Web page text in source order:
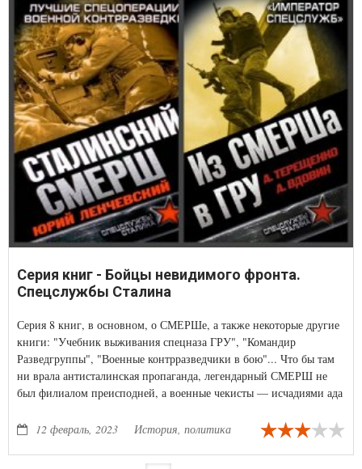
Серия книг - Бойцы невидимого фронта.
Спецслужбы Сталина
Серия 8 книг, в основном, о СМЕРШе, а также некоторые другие
книги: "Учебник выживания спецназа ГРУ", "Командир
Разведгруппы", "Военные контрразведчики в бою"... Что бы там
ни врала антисталинская пропаганда, легендарный СМЕРШ не
был филиалом преисподней, а военные чекисты — исчадиями ада
с Чистилищем, через которое в годы Великой Отечественной
прошли сотни тысяч немецких военнопленных и миллионы
советских граждан, вырвавшихся из «котлов», возвращавшихся
12 февраль, 2023 История, политика